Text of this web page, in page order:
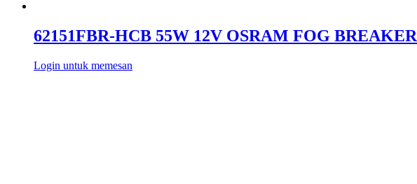
62151FBR-HCB 55W 12V OSRAM FOG BREAKER
Login untuk memesan